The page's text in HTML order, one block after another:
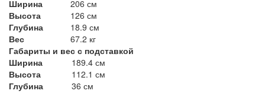
Ширина
206 см
Высота
126 см
Глубина
18.9 см
Вес
67.2 кг
Габариты и вес с подставкой
Ширина
189.4 см
Высота
112.1 см
Глубина
36 см